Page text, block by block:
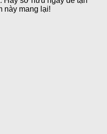
này mang lại!